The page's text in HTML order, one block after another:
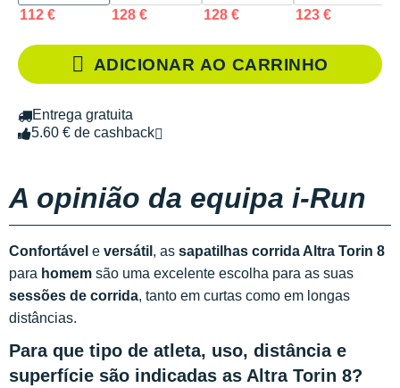
112 € 128 € 128 € 123 €
ADICIONAR AO CARRINHO
Entrega gratuita
5.60 € de cashback
A opinião da equipa i-Run
Confortável e versátil , as sapatilhas corrida Altra Torin 8
para homem são uma excelente escolha para as suas
sessões de corrida, tanto em curtas como em longas
distâncias.
Para que tipo de atleta, uso, distância e
superfície são indicadas as Altra Torin 8?